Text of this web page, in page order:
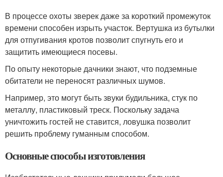
В процессе охоты зверек даже за короткий промежуток
времени способен изрыть участок. Вертушка из бутылки
для отпугивания кротов позволит спугнуть его и
защитить имеющиеся посевы.
По опыту некоторые дачники знают, что подземные
обитатели не переносят различных шумов.
Например, это могут быть звуки будильника, стук по
металлу, пластиковый треск. Поскольку задача
уничтожить гостей не ставится, ловушка позволит
решить проблему гуманным способом.
Основные способы изготовления